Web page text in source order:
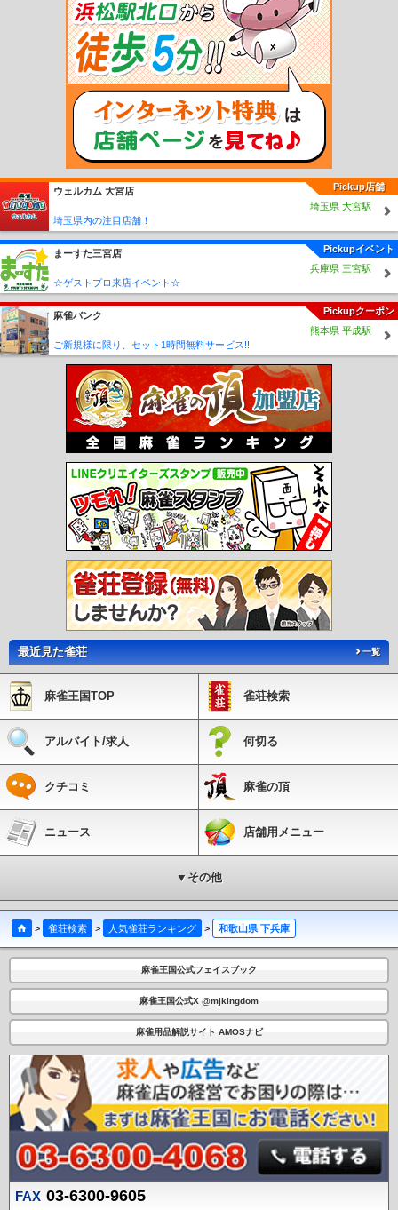
加太駅 紀見峠駅 林間田園都市駅 御幸辻駅 紀伊清水駅 学文路駅
高野下駅 下古沢駅 上古沢駅 紀伊細川駅 紀伊神谷駅 極楽橋駅
紀伊御坊駅 市役所前駅 西御坊駅 田中口駅 日前宮駅 神前駅
交通センター前駅 岡崎前駅 吉礼駅 伊太祈曽駅 山東駅 大池遊園駅
甘露寺前駅 貴志駅
Pickup店舗
ウェルカム 大宮店
埼玉県 大宮駅
埼玉県内の注目店舗！
Pickupイベント
まーすた三宮店
兵庫県 三宮駅
☆ゲストプロ来店イベント☆
Pickupクーポン
麻雀バンク
熊本県 平成駅
ご新規様に限り、セット1時間無料サービス!!
最近見た雀荘 一覧
麻雀王国TOP 雀荘検索
アルバイト/求人 何切る
クチコミ 麻雀の頂
ニュース 店舗用メニュー
▼その他
> 雀荘検索 > 人気雀荘ランキング > 和歌山県 下兵庫
麻雀王国公式フェイスブック
麻雀王国公式X @mjkingdom
麻雀用品解説サイト AMOSナビ
FAX 03-6300-9605